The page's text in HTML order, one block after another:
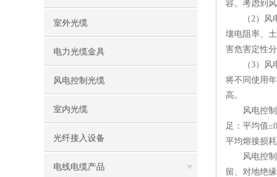
室外光缆
电力光缆金具
风电控制光缆
室内光缆
光纤接入设备
电线电缆产品
容。考虑到
（2）风电
壤电阻率、
害危害定性
（3）风电
将不同使用
高。
风电控制光
足：平均值
平均熔接损
风电控制光
留、对地绝